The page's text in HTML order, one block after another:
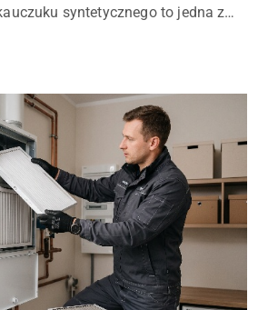
syntetycznego to jedna z
m...